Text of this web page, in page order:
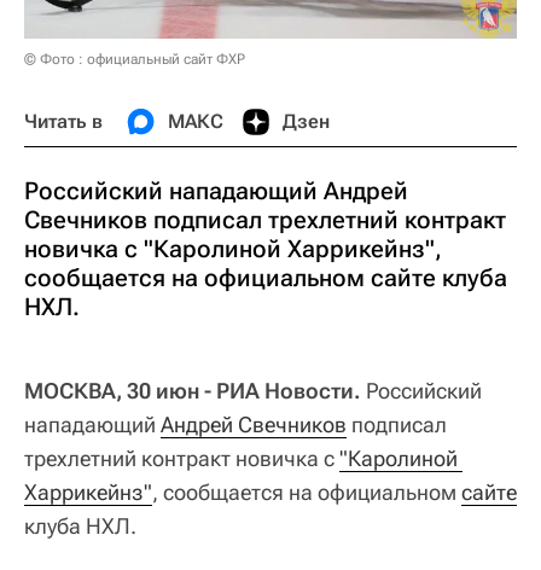
© Фото : официальный сайт ФХР
Читать в МАКС Дзен
Российский нападающий Андрей
Свечников подписал трехлетний контракт
новичка с "Каролиной Харрикейнз",
сообщается на официальном сайте клуба
НХЛ.
МОСКВА, 30 июн - РИА Новости. Российский
нападающий Андрей Свечников подписал
трехлетний контракт новичка с"Каролиной
Харрикейнз", сообщается на официальном сайте
клуба НХЛ.